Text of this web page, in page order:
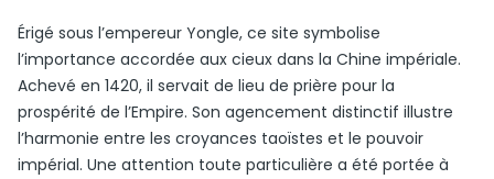
Érigé sous l’empereur Yongle, ce site symbolise
l’importance accordée aux cieux dans la Chine impériale.
Achevé en 1420, il servait de lieu de prière pour la
prospérité de l’Empire. Son agencement distinctif illustre
l’harmonie entre les croyances taoïstes et le pouvoir
impérial. Une attention toute particulière a été portée à